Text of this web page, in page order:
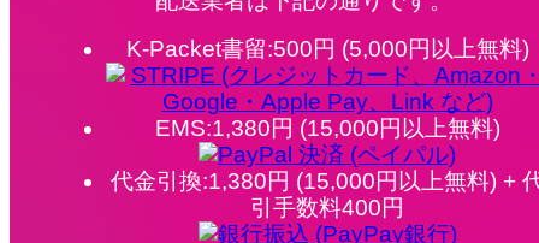
K-Packet書留:500円 (5,000円以上無料)
EMS:1,380円 (15,000円以上無料)
代金引換:1,380円 (15,000円以上無料) +
引手数料400円